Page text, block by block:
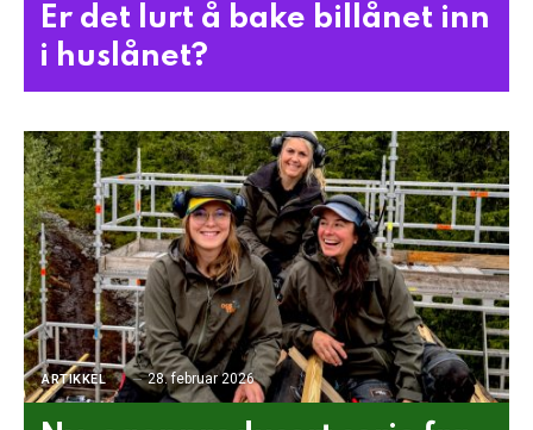
Er det lurt å bake billånet inn
i huslånet?
ARTIKKEL 28. februar 2026